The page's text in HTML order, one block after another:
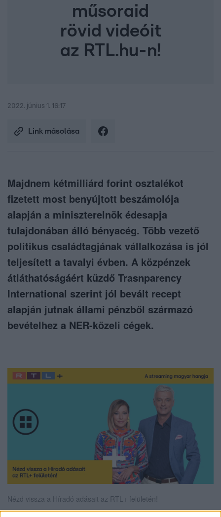
műsoraid
rövid videóit
az RTL.hu-n!
2022. június 1. 16:17
Link másolása
Majdnem kétmilliárd forint osztalékot
fizetett most benyújtott beszámolója
alapján a miniszterelnök édesapja
tulajdonában álló bényacég. Több vezető
politikus családtagjának vállalkozása is jól
teljesített a tavalyi évben. A közpénzek
átláthatóságáért küzdő Trasnparency
International szerint jól bevált recept
alapján jutnak állami pénzből származó
bevételhez a NER-közeli cégek.
Nézd vissza a Híradó adásait az RTL+ felületén!